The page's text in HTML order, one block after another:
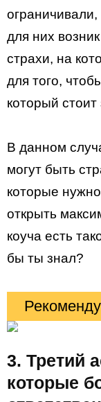
для них
страхи, на
для того,
который стоит
В данном
могут быть
которые
открыть
коуча есть
бы ты знал?
3. Третий
которые